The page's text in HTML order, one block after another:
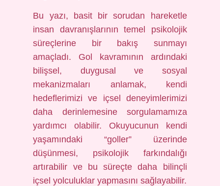
Bu yazı, basit bir sorudan hareketle
insan davranışlarının temel psikolojik
süreçlerine bir bakış sunmayı
amaçladı. Gol kavramının ardındaki
bilişsel, duygusal ve sosyal
mekanizmaları anlamak, kendi
hedeflerimizi ve içsel deneyimlerimizi
daha derinlemesine sorgulamamıza
yardımcı olabilir. Okuyucunun kendi
yaşamındaki “goller” üzerinde
düşünmesi, psikolojik farkındalığı
artırabilir ve bu süreçte daha bilinçli
içsel yolculuklar yapmasını sağlayabilir.